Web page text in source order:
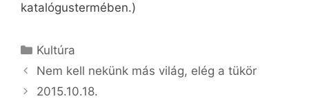
katalógustermében.)
Kategória
Kultúra
Nem kell nekünk más világ, elég a tükör
2015.10.18.